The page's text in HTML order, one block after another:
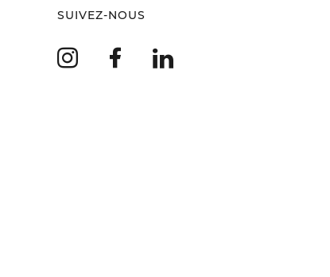
SUIVEZ-NOUS
InstagramFacebook
LinkedIn